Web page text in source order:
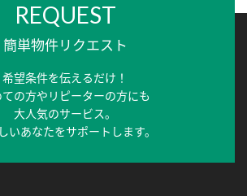
REQUEST
簡単物件リクエスト
希望条件を伝えるだけ！
の方やリピーターの方にも
大人気のサービス。
いあなたをサポートします。